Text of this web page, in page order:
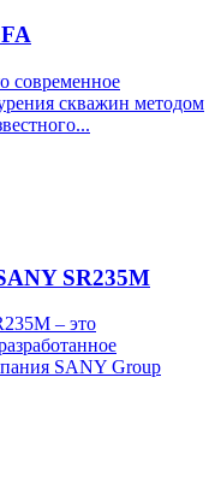
современное
скважин методом
SR235M
– это
SANY Group